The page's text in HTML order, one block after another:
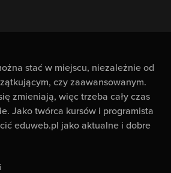
stać w miejscu, niezależnie od
czy zaawansowanym.
zmieniają, więc trzeba cały czas
Jako twórca kursów i programista
eduweb.pl jako aktualne i dobre